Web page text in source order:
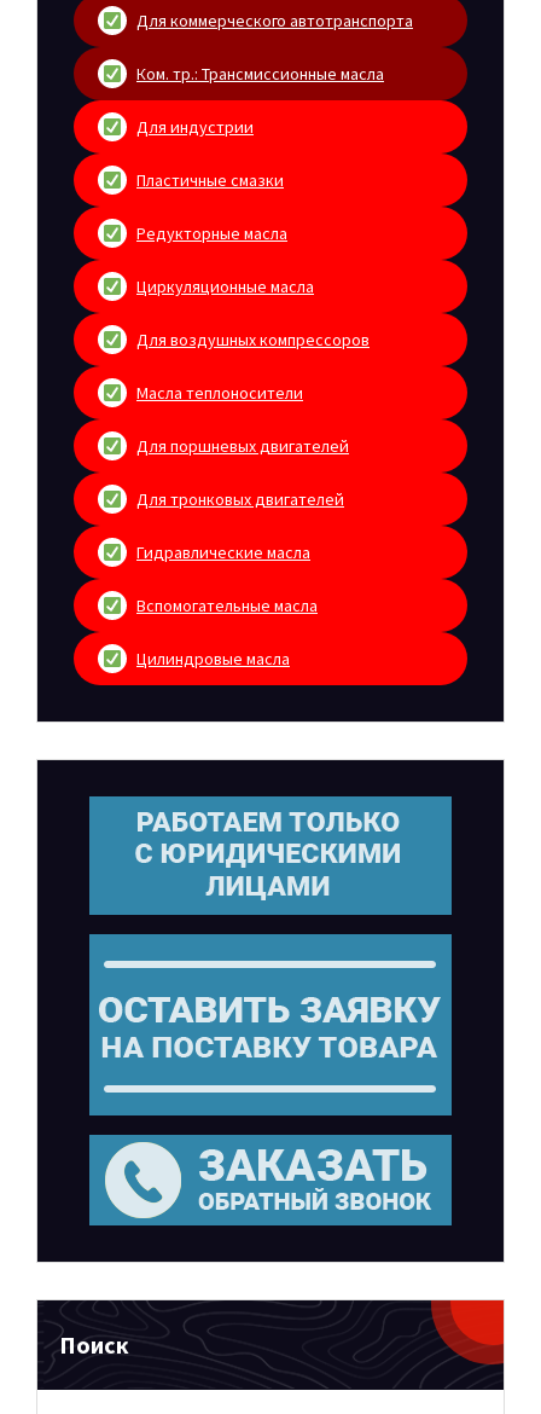
Для коммерческого автотранспорта
Ком. тр.: Трансмиссионные масла
Для индустрии
Пластичные смазки
Редукторные масла
Циркуляционные масла
Для воздушных компрессоров
Масла теплоносители
Для поршневых двигателей
Для тронковых двигателей
Гидравлические масла
Вспомогательные масла
Цилиндровые масла
Поиск